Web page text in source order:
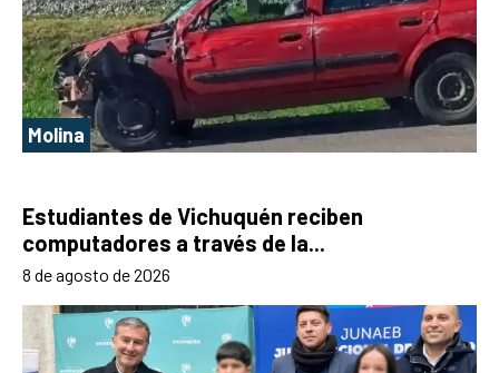
Molina
Estudiantes de Vichuquén reciben
computadores a través de la...
8 de agosto de 2026